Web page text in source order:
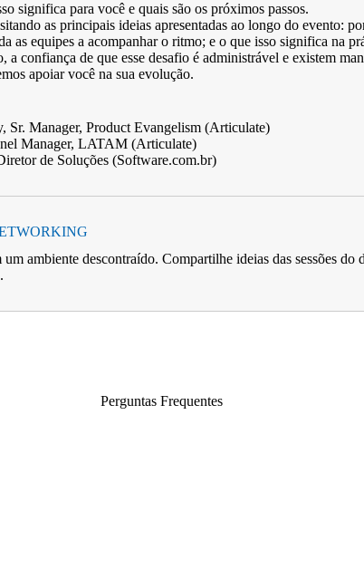
significa para você e quais são os próximos passos.
as principais ideias apresentadas ao longo do evento:
as equipes a acompanhar o ritmo; e o que isso significa na
a confiança de que esse desafio é administrável e existem
apoiar você na sua evolução.
Sr. Manager, Product Evangelism (Articulate)
Manager, LATAM (Articulate)
de Soluções (Software.com.br)
ambiente descontraído. Compartilhe ideias das sessões do
Perguntas Frequentes